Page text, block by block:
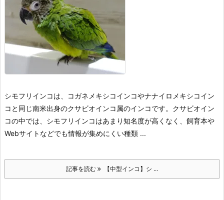
シモフリインコは、コガネメキシコインコやナナイロメキシコイン
コと同じ南米出身のクサビオインコ属のインコです。 クサビオイン
コの中では、シモフリインコはあまり知名度が高くなく、飼育本や
Webサイトなどでも情報が集めにくい種類 ...
記事を読む 【中型インコ】シ ...